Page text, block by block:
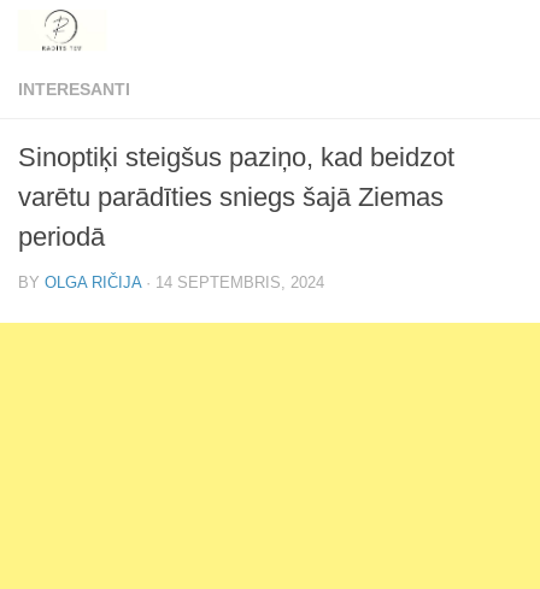
Skip to content
INTERESANTI
Sinoptiķi steigšus paziņo, kad beidzot
varētu parādīties sniegs šajā Ziemas
periodā
BY OLGA RIČIJA · 14 SEPTEMBRIS, 2024